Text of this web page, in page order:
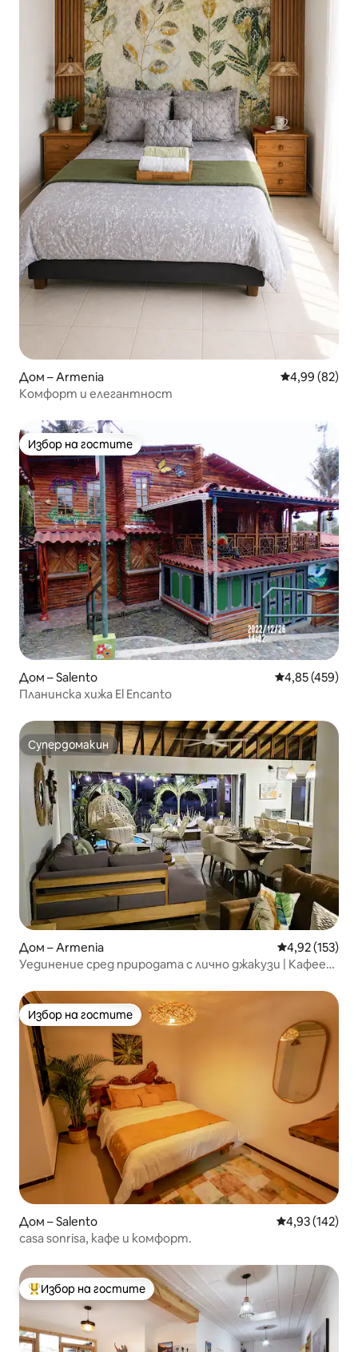
Дом – Armenia Средна
4,99 (82)
Комфорт и елегантност
Избор на гостите
Избор на гостите
Дом – Salento Средна
4,85 (459)
Планинска хижа El Encanto
Супердомакин
Супердомакин
Дом – Armenia Средна
4,92 (153)
Уединение сред природата с лично джакузи | Кафеен
Избор на гостите
Избор на гостите
Дом – Salento Средна
4,93 (142)
casa sonrisa, кафе и комфорт.
Най-популярен избор на гостите
Избор на гостите